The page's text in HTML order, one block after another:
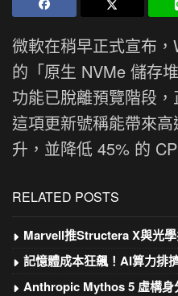
微軟在稍早正式宣布
的「原生 NVMe 儲存
功能已脫離預覽階段
這項更新號稱能帶來
升，並降低 45% 的
RELATED POSTS
Marvell推Structera X與光
記憶體成本狂飆！AI算力排
Anthropic Mythos 5 虛構身